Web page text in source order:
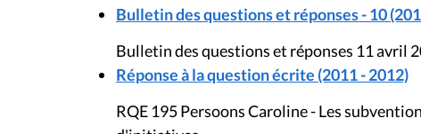
Bulletin des questions et réponses - 10
Bulletin des questions et réponses 11 avril
Réponse à la question écrite (2011 - 2012)
RQE 195 Persoons Caroline - Les